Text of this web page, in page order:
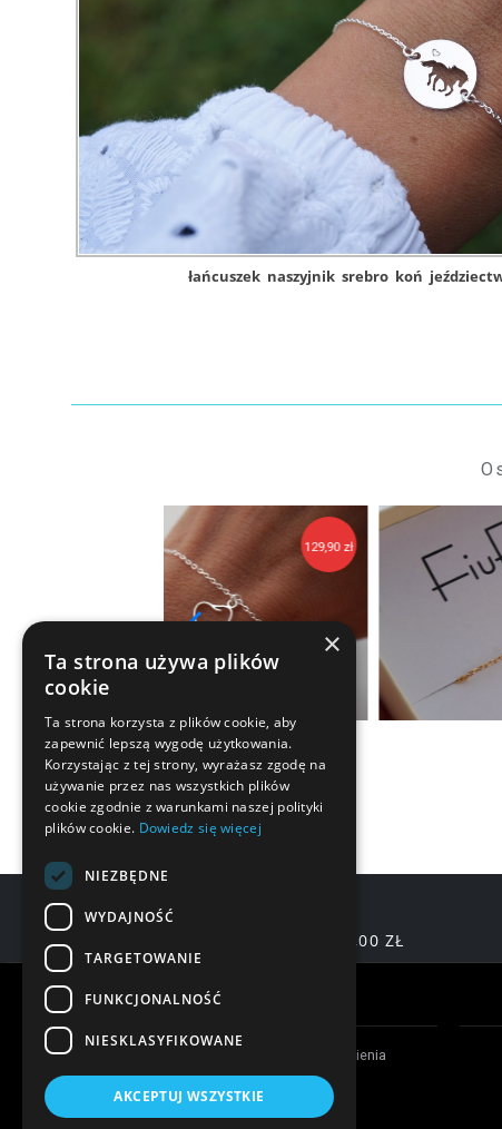
łańcuszek naszyjnik srebro koń
DARMOWA DOSTAWA OD 200,00 ZŁ
Czas realizacji zamówienia
Formy płatności
×
Ta strona używa plików
cookie
Ta strona korzysta z plików cookie, aby
zapewnić lepszą wygodę użytkowania.
Korzystając z tej strony, wyrażasz zgodę na
używanie przez nas wszystkich plików
cookie zgodnie z warunkami naszej polityki
plików cookie. Dowiedz się więcej
NIEZBĘDNE
WYDAJNOŚĆ
TARGETOWANIE
FUNKCJONALNOŚĆ
NIESKLASYFIKOWANE
AKCEPTUJ WSZYSTKIE